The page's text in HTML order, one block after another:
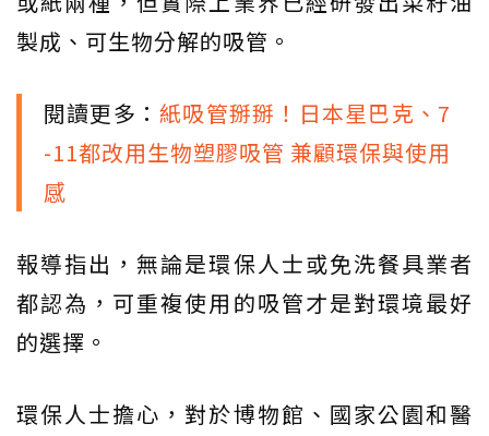
製成、可生物分解的吸管。
閱讀更多：紙吸管掰掰！日本星巴克、7
-11都改用生物塑膠吸管 兼顧環保與使用
感
報導指出，無論是環保人士或免洗餐具業者
都認為，可重複使用的吸管才是對環境最好
的選擇。
環保人士擔心，對於博物館、國家公園和醫